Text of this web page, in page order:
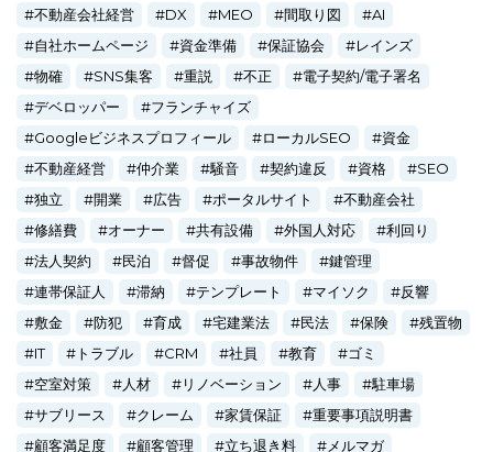
不動産会社経営 DX MEO 間取り図
AI
自社ホームページ
資金準備 保証協会
レインズ
物確
SNS集客 重説 不正
電子契約/電子署名
デベロッパー
フランチャイズ
Googleビジネスプロフィール
ローカルSEO
資金
不動産経営
仲介業 騒音 契約違反 資格
SEO
独立
開業 広告 ポータルサイト
不動産会社
修繕費
オーナー 共有設備 外国人対応
利回り
法人契約
民泊 督促 事故物件
鍵管理
連帯保証人
滞納 テンプレート マイソク
反響
敷金
防犯 育成 宅建業法 民法 保険
残置物
IT
トラブル CRM 社員 教育
ゴミ
空室対策
人材 リノベーション 人事
駐車場
サブリース
クレーム 家賃保証
重要事項説明書
顧客満足度
顧客管理 立ち退き料
メルマガ